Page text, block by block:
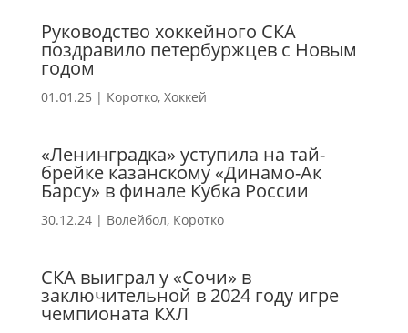
Руководство хоккейного СКА
поздравило петербуржцев с Новым
годом
01.01.25 | Коротко, Хоккей
«Ленинградка» уступила на тай-
брейке казанскому «Динамо-Ак
Барсу» в финале Кубка России
30.12.24| Волейбол, Коротко
СКА выиграл у «Сочи» в
заключительной в 2024 году игре
чемпионата КХЛ